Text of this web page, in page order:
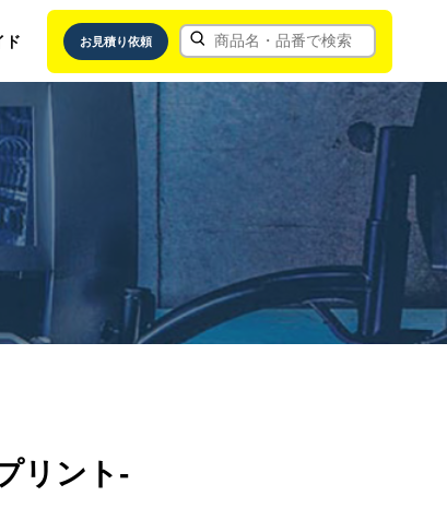
ド お見積り依頼
リント-